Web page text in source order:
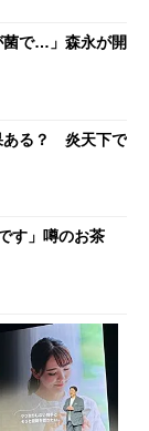
菌で…」森永が開
ある？ 炎天下で
す」噂のお茶